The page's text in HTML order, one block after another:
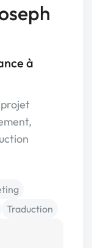
à
Traduction